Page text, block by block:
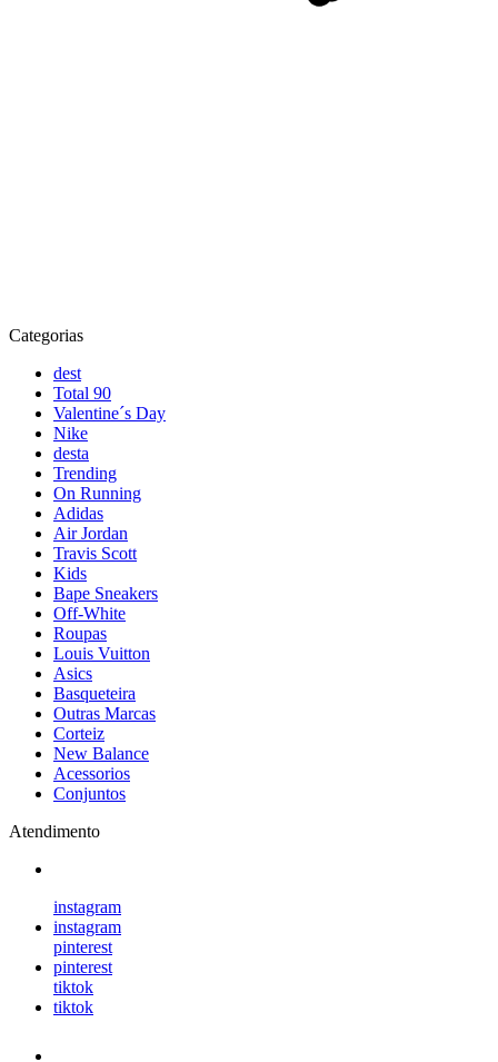
Categorias
dest
Total 90
Valentine´s Day
Nike
desta
Trending
On Running
Adidas
Air Jordan
Travis Scott
Kids
Bape Sneakers
Off-White
Roupas
Louis Vuitton
Asics
Basqueteira
Outras Marcas
Corteiz
New Balance
Acessorios
Conjuntos
Atendimento
instagram
instagram
pinterest
pinterest
tiktok
tiktok